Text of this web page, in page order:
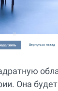
Она будет